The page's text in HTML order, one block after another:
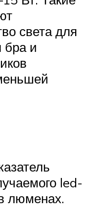
света для
бра и
led-
люменах.